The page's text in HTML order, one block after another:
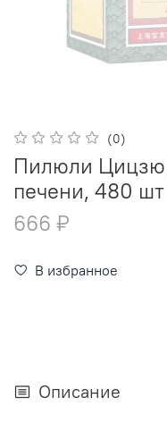
(0)
Пилюли Цицзю
печени, 480 шт
666 ₽
В избранное
Описание